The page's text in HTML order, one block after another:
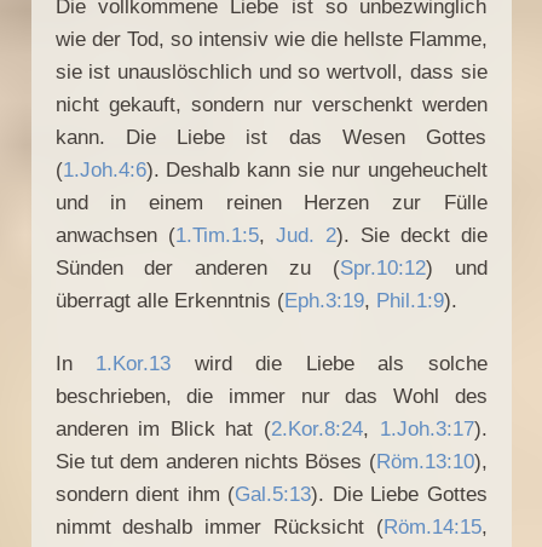
Die vollkommene Liebe ist so unbezwinglich
wie der Tod, so intensiv wie die hellste Flamme,
sie ist unauslöschlich und so wertvoll, dass sie
nicht gekauft, sondern nur verschenkt werden
kann. Die Liebe ist das Wesen Gottes
(1.Joh.4:6). Deshalb kann sie nur ungeheuchelt
und in einem reinen Herzen zur Fülle
anwachsen (1.Tim.1:5, Jud. 2). Sie deckt die
Sünden der anderen zu (Spr.10:12) und
überragt alle Erkenntnis (Eph.3:19, Phil.1:9).
In 1.Kor.13 wird die Liebe als solche
beschrieben, die immer nur das Wohl des
anderen im Blick hat (2.Kor.8:24, 1.Joh.3:17).
Sie tut dem anderen nichts Böses (Röm.13:10),
sondern dient ihm (Gal.5:13). Die Liebe Gottes
nimmt deshalb immer Rücksicht (Röm.14:15,